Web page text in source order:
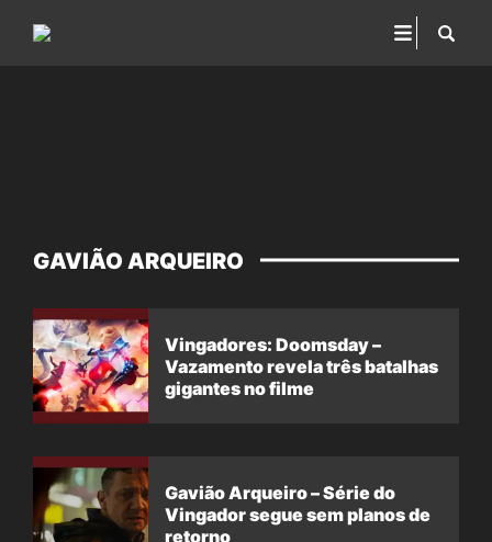
GAVIÃO ARQUEIRO
Vingadores: Doomsday –
Vazamento revela três batalhas
gigantes no filme
Gavião Arqueiro – Série do
Vingador segue sem planos de
retorno